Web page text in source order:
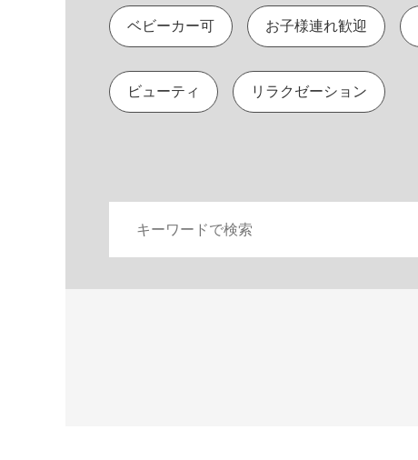
ベビーカー可 お子様連れ歓迎
ビューティ リラクゼーション